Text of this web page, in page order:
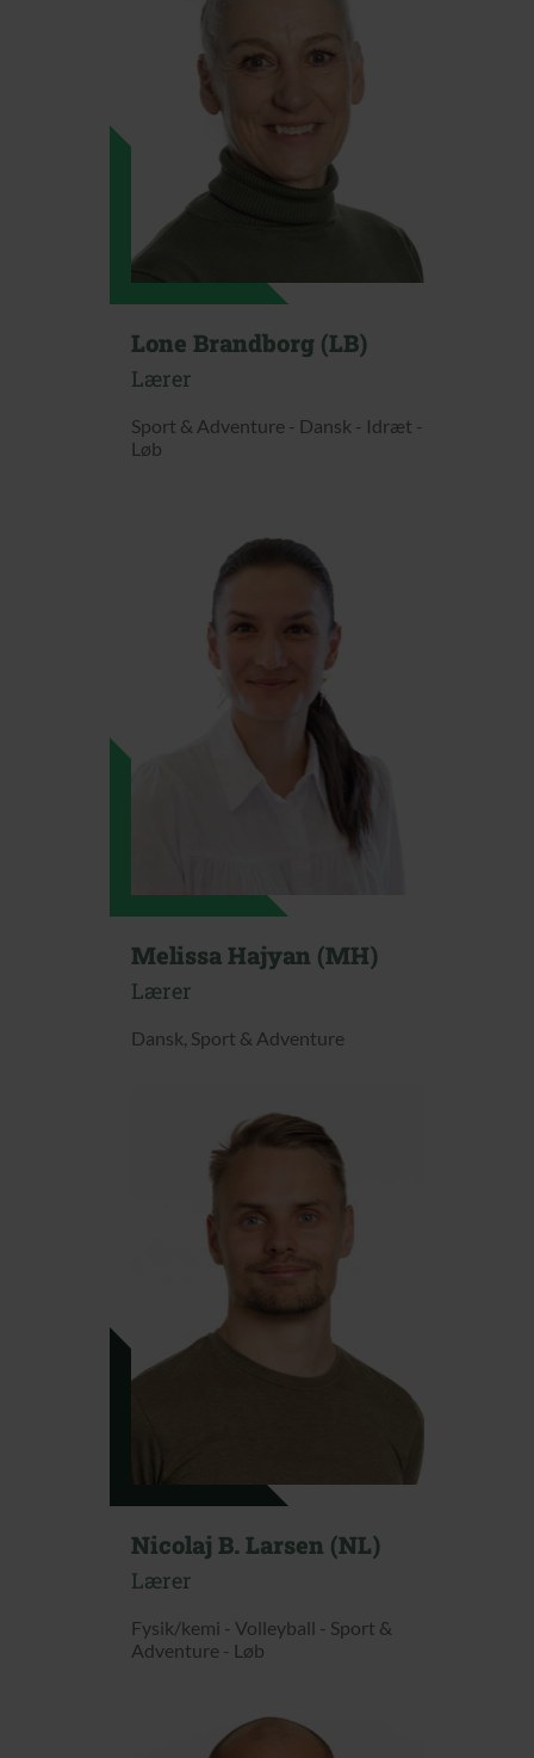
Lone Brandborg (LB)
Lærer
Sport & Adventure - Dansk - Idræt -
Løb
Melissa Hajyan (MH)
Lærer
Dansk, Sport & Adventure
Nicolaj B. Larsen (NL)
Lærer
Fysik/kemi - Volleyball - Sport &
Adventure - Løb